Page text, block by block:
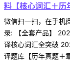
料【核心词汇＋历
微信扫一扫，在手机
录: 【全套产品】
译核心词汇全突破
译题库【历年真题＋